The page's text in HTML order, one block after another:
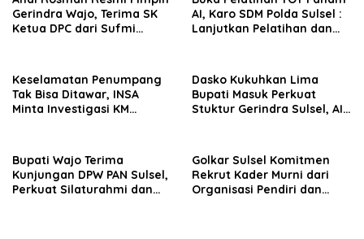
Gerindra Wajo, Terima SK
Ketua DPC dari Sufmi
AI, Karo SDM Polda Sulsel :
Lanjutkan Pelatihan dan
Keselamatan Penumpang
Tak Bisa Ditawar, INSA
Minta Investigasi KM
Dasko Kukuhkan Lima
Bupati Masuk Perkuat
Stuktur Gerindra Sulsel, AIA
Bupati Wajo Terima
Kunjungan DPW PAN Sulsel,
Perkuat Silaturahmi dan
Golkar Sulsel Komitmen
Rekrut Kader Murni dari
Organisasi Pendiri dan